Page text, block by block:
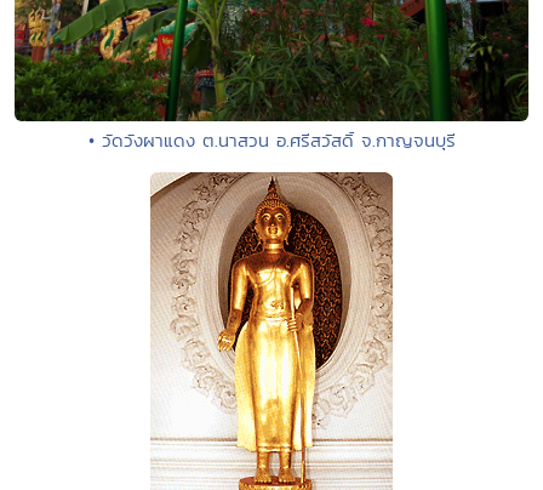
• วัดวังผาแดง ต.นาสวน อ.ศรีสวัสดิ์ จ.กาญจนบุรี